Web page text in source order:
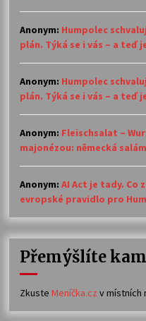
Anonym: Humpolec
plán. Týká se i vás – a teď
Anonym: Humpolec
plán. Týká se i vás – a teď
Anonym: Fleischsalat –
majonézou: německá
Anonym: AI Act je tady. Co
evropské pravidlo pro
Přemýšlíte
Zkuste Meníčka.cz v místních